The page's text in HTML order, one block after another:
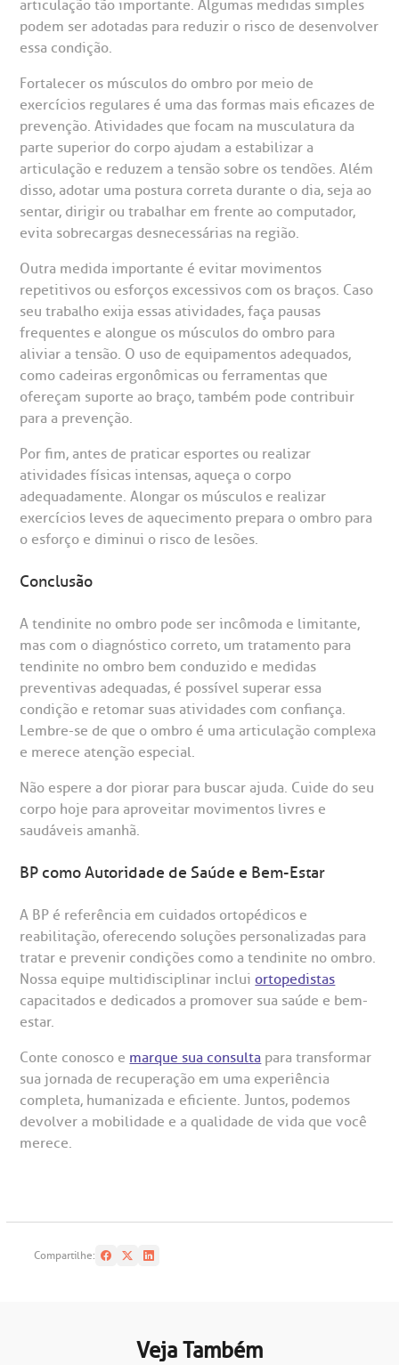
articulação tão importante. Algumas medidas simples
podem ser adotadas para reduzir o risco de desenvolver
essa condição.
Fortalecer os músculos do ombro por meio de
exercícios regulares é uma das formas mais eficazes de
prevenção. Atividades que focam na musculatura da
parte superior do corpo ajudam a estabilizar a
articulação e reduzem a tensão sobre os tendões. Além
disso, adotar uma postura correta durante o dia, seja ao
sentar, dirigir ou trabalhar em frente ao computador,
evita sobrecargas desnecessárias na região.
Outra medida importante é evitar movimentos
repetitivos ou esforços excessivos com os braços. Caso
seu trabalho exija essas atividades, faça pausas
frequentes e alongue os músculos do ombro para
aliviar a tensão. O uso de equipamentos adequados,
como cadeiras ergonômicas ou ferramentas que
ofereçam suporte ao braço, também pode contribuir
para a prevenção.
Por fim, antes de praticar esportes ou realizar
atividades físicas intensas, aqueça o corpo
adequadamente. Alongar os músculos e realizar
exercícios leves de aquecimento prepara o ombro para
o esforço e diminui o risco de lesões.
Conclusão
A tendinite no ombro pode ser incômoda e limitante,
mas com o diagnóstico correto, um tratamento para
tendinite no ombro bem conduzido e medidas
preventivas adequadas, é possível superar essa
condição e retomar suas atividades com confiança.
Lembre-se de que o ombro é uma articulação complexa
e merece atenção especial.
Não espere a dor piorar para buscar ajuda. Cuide do seu
corpo hoje para aproveitar movimentos livres e
saudáveis amanhã.
BP como Autoridade de Saúde e Bem-Estar
A BP é referência em cuidados ortopédicos e
reabilitação, oferecendo soluções personalizadas para
tratar e prevenir condições como a tendinite no ombro.
Nossa equipe multidisciplinar incluiortopedistas
capacitados e dedicados a promover sua saúde e bem-
estar.
Conte conosco e marque sua consulta para transformar
sua jornada de recuperação em uma experiência
completa, humanizada e eficiente. Juntos, podemos
devolver a mobilidade e a qualidade de vida que você
merece.
Compartilhe:
Veja Também